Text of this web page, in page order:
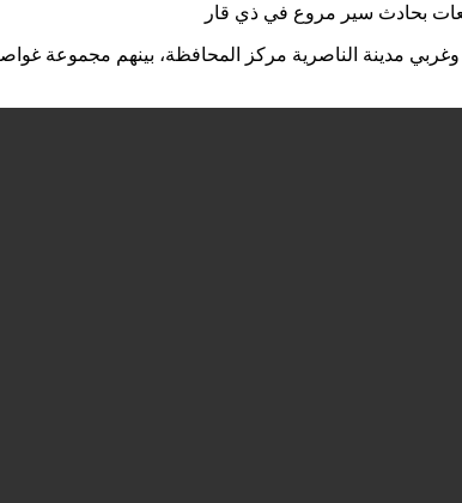
بحادث سير مروع في ذي قار
مدينة الناصرية مركز المحافظة، بينهم مجموعة